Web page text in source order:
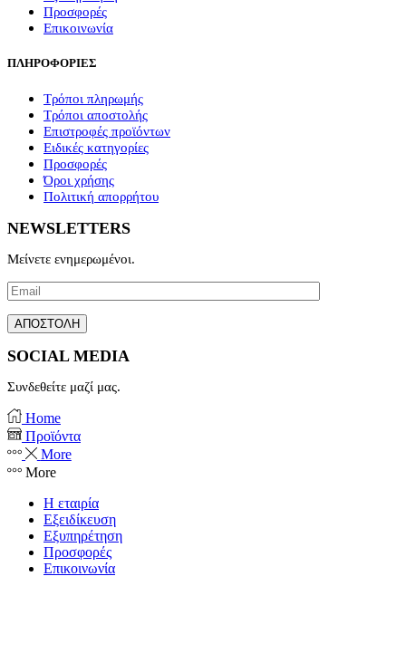
Προσφορές
Επικοινωνία
ΠΛΗΡΟΦΟΡΙΕΣ
Τρόποι πληρωμής
Τρόποι αποστολής
Επιστροφές προϊόντων
Ειδικές κατηγορίες
Προσφορές
Όροι χρήσης
Πολιτική απορρήτου
NEWSLETTERS
Μείνετε ενημερωμένοι.
SOCIAL MEDIA
Συνδεθείτε μαζί μας.
Facebook
Instagram
Home
Προϊόντα
More
More
Η εταιρία
Εξειδίκευση
Εξυπηρέτηση
Προσφορές
Επικοινωνία